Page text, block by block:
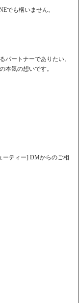
でも構いません。
パートナーでありたい。
本気の想いです。
ーティー] DMからのご相